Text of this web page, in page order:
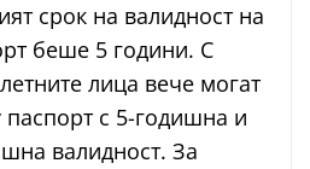
срок на валидност на
беше 5 години. С
лица вече могат
с 5-годишна и
валидност. За